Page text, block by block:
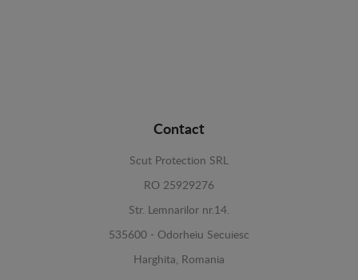
Contact
Scut Protection SRL
RO 25929276
Str. Lemnarilor nr.14.
535600 - Odorheiu Secuiesc
Harghita, Romania